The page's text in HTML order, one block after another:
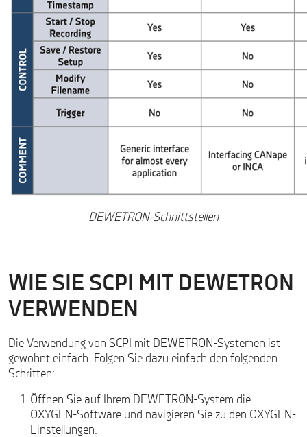
DEWETRON-Schnittstellen
WIE SIE SCPI MIT DEWETRON
VERWENDEN
Die Verwendung von SCPI mit DEWETRON-Systemen ist
gewohnt einfach. Folgen Sie dazu einfach den folgenden
Schritten:
Öffnen Sie auf Ihrem DEWETRON-System die
OXYGEN-Software und navigieren Sie zu den OXYGEN-
Einstellungen.